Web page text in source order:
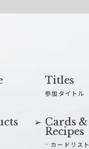
Titles
参加タイトル
Cards &
Recipes
カードリスト